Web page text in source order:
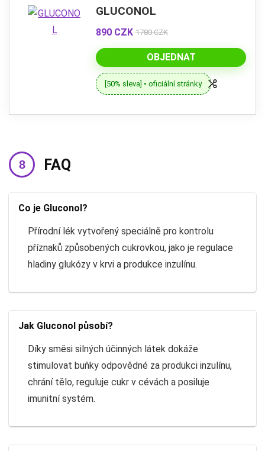
GLUCONOL
890 CZK 1780 CZK
OBJEDNAT
[50% sleva] • oficiální stránky
FAQ
Co je Gluconol?
Přírodní lék vytvořený speciálně pro kontrolu
příznaků způsobených cukrovkou, jako je regulace
hladiny glukózy v krvi a produkce inzulínu.
Jak Gluconol působí?
Díky směsi silných účinných látek dokáže
stimulovat buňky odpovědné za produkci inzulínu,
chrání tělo, reguluje cukr v cévách a posiluje
imunitní systém.